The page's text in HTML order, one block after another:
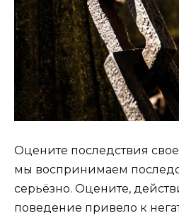
Оцените последствия
мы воспринимаем
серьёзно. Оцените,
поведение привело к